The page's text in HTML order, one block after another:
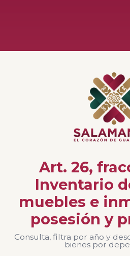
Art. 26,
Inventario
muebles e
posesión y
Consulta, filtra por año y
bienes por